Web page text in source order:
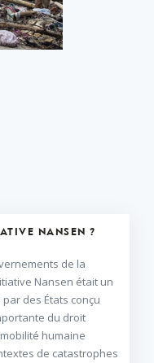
NANSEN ?
de la
Nansen était un
des États conçu
du droit
humaine
de catastrophes